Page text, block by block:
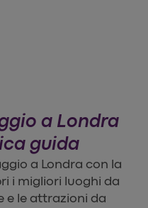
a Londra
guida
a Londra con la
i migliori luoghi da
e le attrazioni da